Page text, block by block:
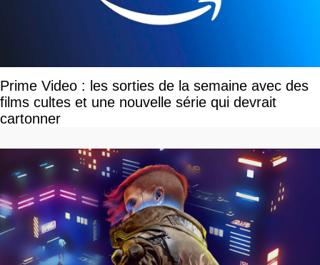
Prime Video : les sorties de la semaine avec des
films cultes et une nouvelle série qui devrait
cartonner